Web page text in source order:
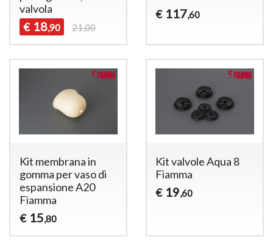
valvola
€ 18,90 21,00
€ 117,60
Kit membrana in
gomma per vaso di
espansione A20
Fiamma
€ 15,80
Kit valvole Aqua 8
Fiamma
€ 19,60